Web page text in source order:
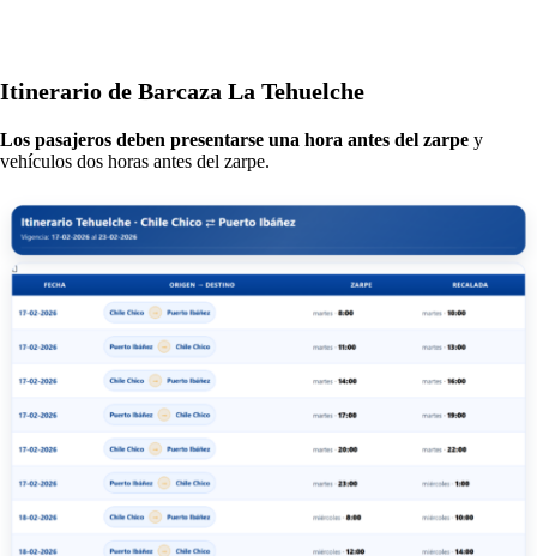
Itinerario de Barcaza La Tehuelche
Los pasajeros deben presentarse una hora antes del zarpe y
vehículos dos horas antes del zarpe.